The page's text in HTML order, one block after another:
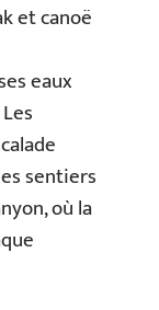
et canoë
eaux
sentiers
où la